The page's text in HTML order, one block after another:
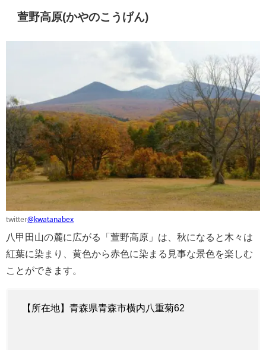
萱野高原(かやのこうげん)
twitter@kwatanabex
八甲田山の麓に広がる「萱野高原」は、秋になると木々は
紅葉に染まり、黄色から赤色に染まる見事な景色を楽しむ
ことができます。
【所在地】青森県青森市横内八重菊62